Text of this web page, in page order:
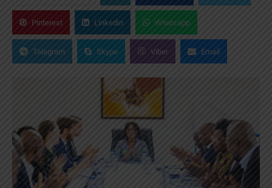
Pinterest Linkedin Whatsapp
Telegram Skype Viber Email